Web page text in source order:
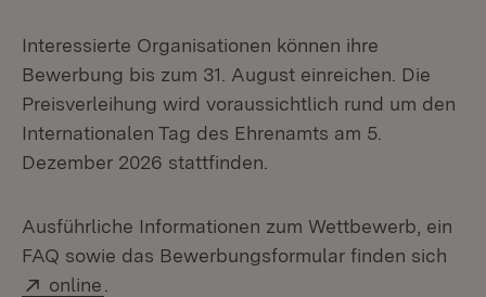
Interessierte Organisationen können ihre
Bewerbung bis zum 31. August einreichen. Die
Preisverleihung wird voraussichtlich rund um den
Internationalen Tag des Ehrenamts am 5.
Dezember 2026 stattfinden.
Ausführliche Informationen zum Wettbewerb, ein
FAQ sowie das Bewerbungsformular finden sich
Extern:
online